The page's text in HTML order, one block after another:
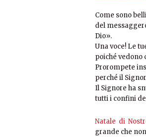
Come sono
del
Dio».
Una voce! Le
poiché vedono
Prorompete
perché il
Il Signore ha
tutti i confini
Natale di
grande che